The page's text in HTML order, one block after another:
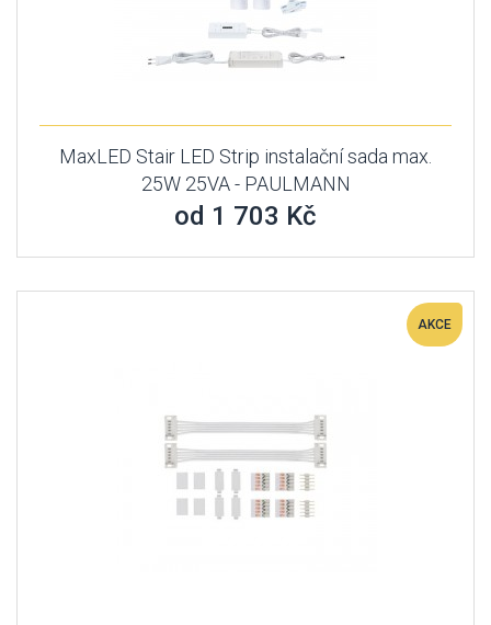
MaxLED Stair LED Strip instalační sada max.
25W 25VA - PAULMANN
od 1 703 Kč
AKCE